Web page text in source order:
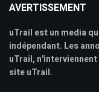
AVERTISSEMENT
uTrail est un media
indépendant. Les
uTrail,
site uTrail.